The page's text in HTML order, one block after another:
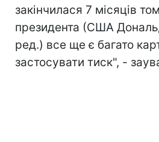
закінчилася 7 місяців
президента (США
ред.) все ще є багато
застосувати тиск", -